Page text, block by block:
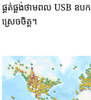
ផ្គត់ផ្គង់ថាមពល USB ឧបក
ស្រេចចិត្ត។